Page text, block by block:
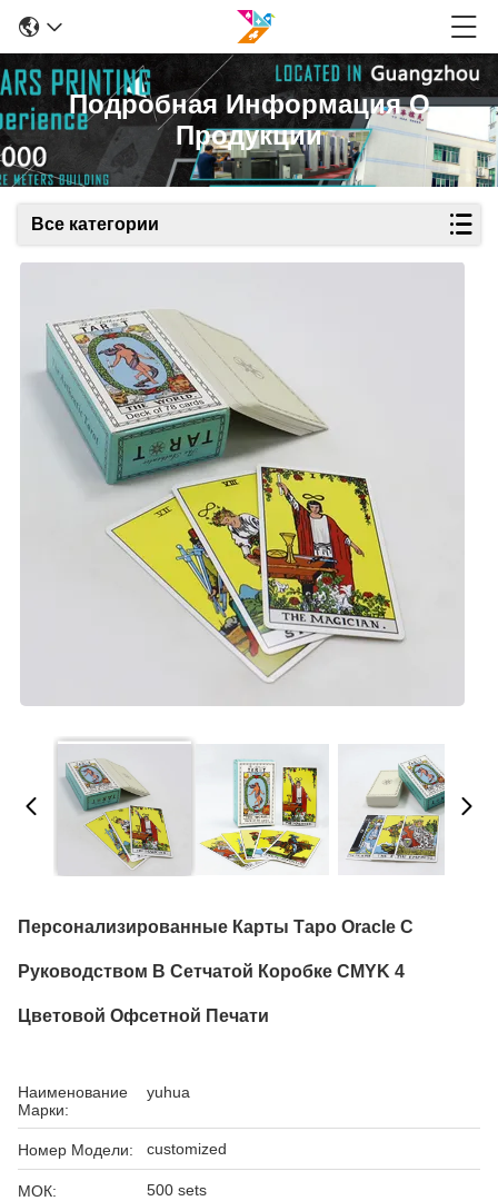
Подробная Информация О
Продукции
Все категории
Персонализированные Карты Таро Oracle С
Руководством В Сетчатой Коробке CMYK 4
Цветовой Офсетной Печати
Наименование
Марки:
yuhua
Номер Модели: customized
МОК: 500 sets